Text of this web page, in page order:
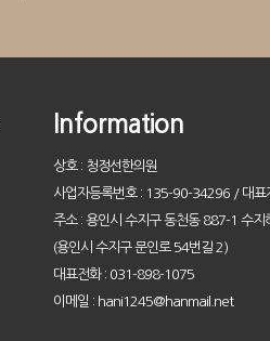
Information
상호 : 청정선한의원
사업자등록번호 : 135-90-34296 / 대표
주소 : 용인시 수지구 동천동 887-1 수지
(용인시 수지구 문인로 54번길 2)
대표전화 : 031-898-1075
이메일 : hani1245@hanmail.net